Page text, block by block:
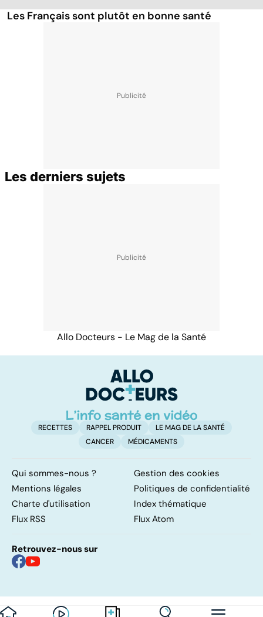
Les Français sont plutôt en bonne santé
Les derniers sujets
Allo Docteurs - Le Mag de la Santé
RECETTES RAPPEL PRODUIT
LE MAG DE LA SANTÉ
CANCER
MÉDICAMENTS
Qui sommes-nous ?
Gestion des cookies
Mentions légales
Politiques de confidentialité
Charte d'utilisation
Index thématique
Flux RSS
Flux Atom
Retrouvez-nous sur